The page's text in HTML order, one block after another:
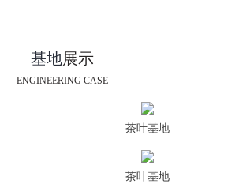
基地展示
ENGINEERING CASE
茶叶基地
茶叶基地